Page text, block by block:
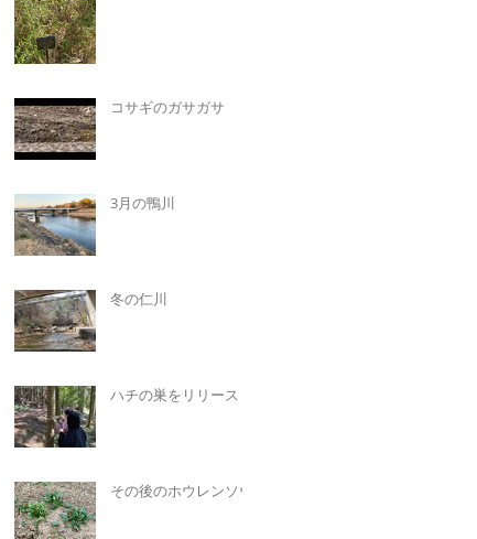
コサギのガサガサ
3月の鴨川
冬の仁川
ハチの巣をリリース
その後のホウレンソウ